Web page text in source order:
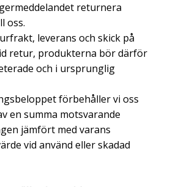
returnera
oss.
leverans och skick på
retur, produkterna bör därför
och i ursprunglig
förbehåller vi oss
en summa motsvarande
jämfört med varans
vid använd eller skadad